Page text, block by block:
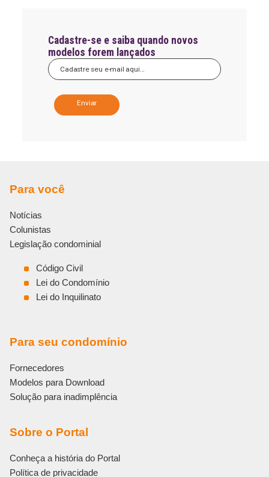
Cadastre-se e saiba quando novos
modelos forem lançados
a
t
e
:
Para você
Notícias
Colunistas
Legislação condominial
Código Civil
Lei do Condomínio
Lei do Inquilinato
Para seu condomínio
Fornecedores
Modelos para Download
Solução para inadimplência
Sobre o Portal
Conheça a história do Portal
Política de privacidade